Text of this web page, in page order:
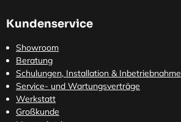
Kundenservice
Showroom
Beratung
Schulungen, Installation & Inbetriebnahme
Service- und Wartungsverträge
Werkstatt
Großkunde